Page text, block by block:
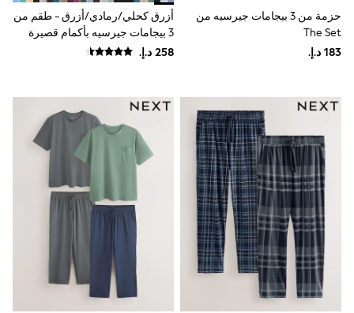
Sun Safe
Baby Summer Nightwear
Occasionwear
Dresses
Sets & Outfits
Rompers
Sandals
Swimwear
Sun Hats & Caps
Mens' Holiday Shop
Occasionwear
Shirts
Linen Collection
Polo Shirts
Tops & T-Shirts
حزمة من 3 بيجامات جيرسيه من
The Set
أزرق كحلي/رمادي/أزرق - طقم من
3 بيجامات جيرسيه بأكمام قصيرة